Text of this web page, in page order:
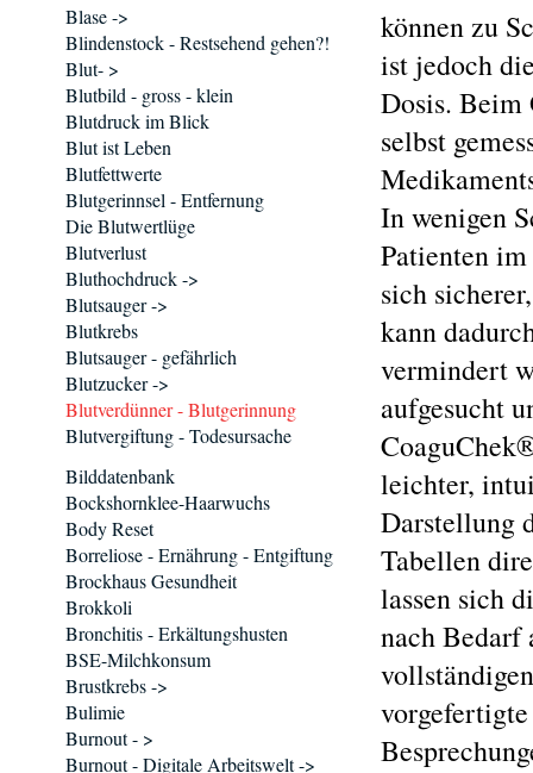
können zu
ist jedoch
Dosis. Beim
selbst
In wenigen
Patienten
sich
kann
vermindert
aufgesucht
leichter,
Darstellung
Tabellen
lassen sich
nach Bedarf
Blase ->
Blindenstock - Restsehend gehen?!
Blut- >
Blutbild - gross - klein
Blutdruck im Blick
Blut ist Leben
Blutfettwerte
Blutgerinnsel - Entfernung
Die Blutwertlüge
Blutverlust
Bluthochdruck ->
Blutsauger ->
Blutkrebs
Blutsauger - gefährlich
Blutzucker ->
Blutverdünner - Blutgerinnung
Blutvergiftung - Todesursache
Bilddatenbank
Bockshornklee-Haarwuchs
Body Reset
Borreliose - Ernährung - Entgiftung
Brockhaus Gesundheit
Brokkoli
Bronchitis - Erkältungshusten
BSE-Milchkonsum
Brustkrebs ->
Bulimie
Burnout - >
Burnout - Digitale Arbeitswelt ->